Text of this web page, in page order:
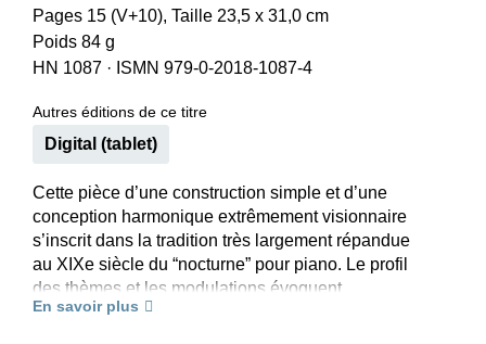
Pages 15 (V+10), Taille 23,5 x 31,0 cm
Poids 84 g
HN 1087 · ISMN 979-0-2018-1087-4
Autres éditions de ce titre
Digital (tablet)
Cette pièce d’une construction simple et d’une
conception harmonique extrêmement visionnaire
s’inscrit dans la tradition très largement répandue
au XIXe siècle du “nocturne” pour piano. Le profil
des thèmes et les modulations évoquent
fortement Gabriel Fauré, mais Debussy ajoute
En savoir plus